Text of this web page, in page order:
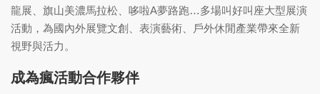
龍展、旗山美濃馬拉松、哆啦A夢路跑…多場叫好叫座大型展演
活動，為國內外展覽文創、表演藝術、戶外休閒產業帶來全新
視野與活力。
成為瘋活動合作夥伴